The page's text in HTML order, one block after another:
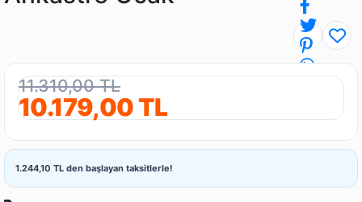
11.310,00 TL
10.179,00 TL
1.244,10 TL den başlayan taksitlerle!